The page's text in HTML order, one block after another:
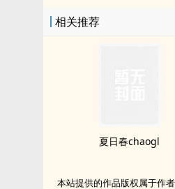
相关推荐
夏日春chaogl
本站提供的作品版权属于作者